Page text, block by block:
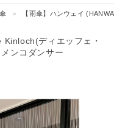
＞ 【雨傘】ハンウェイ
Kinloch(ディエッフェ・
ンコダンサー